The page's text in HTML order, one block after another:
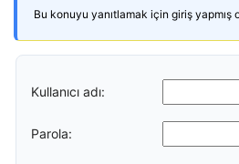
Bu konuyu yanıtlamak için giriş yapmış
Kullanıcı adı:
Parola: